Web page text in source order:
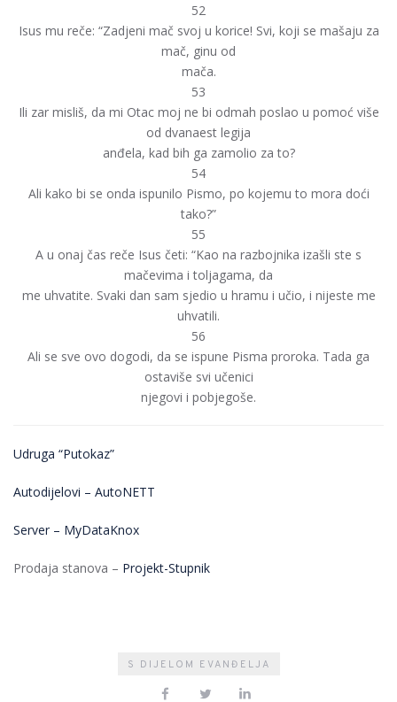
52
Isus mu reče: “Zadjeni mač svoj u korice! Svi, koji se mašaju za
mač, ginu od
mača.
53
Ili zar misliš, da mi Otac moj ne bi odmah poslao u pomoć više
od dvanaest legija
anđela, kad bih ga zamolio za to?
54
Ali kako bi se onda ispunilo Pismo, po kojemu to mora doći
tako?”
55
A u onaj čas reče Isus četi: “Kao na razbojnika izašli ste s
mačevima i toljagama, da
me uhvatite. Svaki dan sam sjedio u hramu i učio, i nijeste me
uhvatili.
56
Ali se sve ovo dogodi, da se ispune Pisma proroka. Tada ga
ostaviše svi učenici
njegovi i pobjegoše.
Udruga “Putokaz”
Autodijelovi – AutoNETT
Server – MyDataKnox
Prodaja stanova – Projekt-Stupnik
S DIJELOM EVANĐELJA